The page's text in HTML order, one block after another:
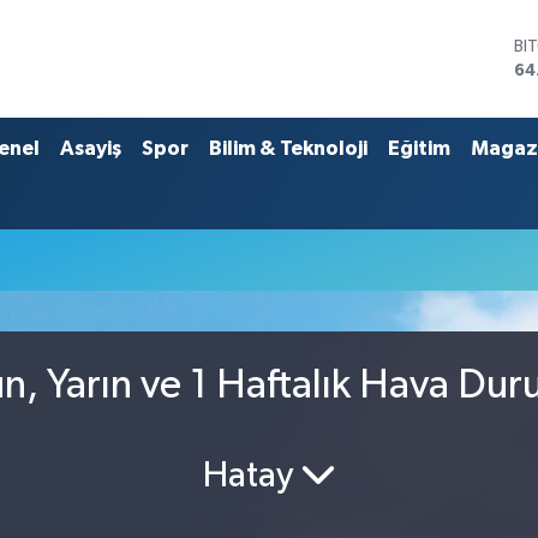
Asayiş Spor Bilim & Teknoloji Eğitim
Yarın ve 1 Haftalık Hava
Hatay